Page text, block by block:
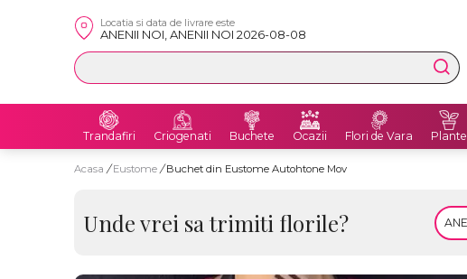
Locatia si data de livrare este
ANENII NOI, ANENII NOI 2026-08-08
Trandafiri Criogenati Buchete Ocazii Flori de Vara Plante
Acasa / Eustome / Buchet din Eustome Autohtone Mov
Unde vrei sa trimiti florile?